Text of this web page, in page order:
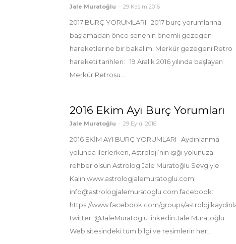
Jale Muratoğlu - 29 Kasım 2016
2017 BURÇ YORUMLARI 2017 burç yorumlarına
başlamadan önce senenin önemli gezegen
hareketlerine bir bakalım. Merkür gezegeni Retro
hareketi tarihleri: 19 Aralık 2016 yılında başlayan
Merkür Retrosu...
2016 Ekim Ayı Burç Yorumları
Jale Muratoğlu - 29 Eylül 2016
2016 EKİM AYI BURÇ YORUMLARI Aydınlanma
yolunda ilerlerken, Astroloji’nin ışığı yolunuza
rehber olsun Astrolog Jale Muratoğlu Sevgiyle
Kalın www.astrologjalemuratoglu.com;
info@astrologjalemuratoglu.com facebook:
https://www.facebook.com/groups/
twitter: @JaleMuratoglu linkedin:Jale Muratoğlu
Web sitesindeki tüm bilgi ve resimlerin her...